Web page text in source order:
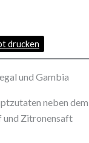
drucken
und Gambia
neben dem
und Zitronensaft